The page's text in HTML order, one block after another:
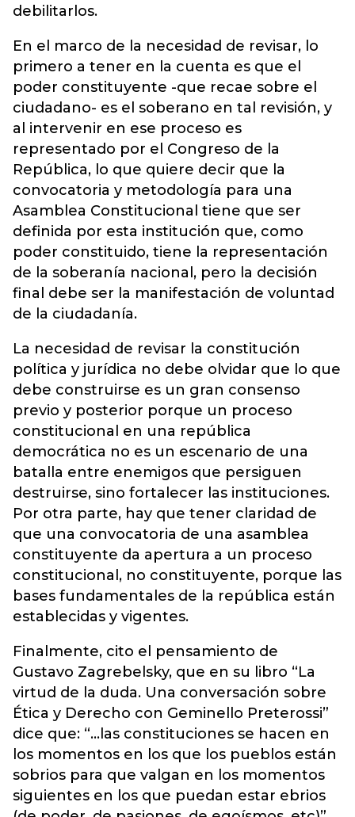
debilitarlos.
En el marco de la necesidad de revisar, lo
primero a tener en la cuenta es que el
poder constituyente -que recae sobre el
ciudadano- es el soberano en tal revisión, y
al intervenir en ese proceso es
representado por el Congreso de la
República, lo que quiere decir que la
convocatoria y metodología para una
Asamblea Constitucional tiene que ser
definida por esta institución que, como
poder constituido, tiene la representación
de la soberanía nacional, pero la decisión
final debe ser la manifestación de voluntad
de la ciudadanía.
La necesidad de revisar la constitución
política y jurídica no debe olvidar que lo que
debe construirse es un gran consenso
previo y posterior porque un proceso
constitucional en una república
democrática no es un escenario de una
batalla entre enemigos que persiguen
destruirse, sino fortalecer las instituciones.
Por otra parte, hay que tener claridad de
que una convocatoria de una asamblea
constituyente da apertura a un proceso
constitucional, no constituyente, porque las
bases fundamentales de la república están
establecidas y vigentes.
Finalmente, cito el pensamiento de
Gustavo Zagrebelsky, que en su libro “La
virtud de la duda. Una conversación sobre
Ética y Derecho con Geminello Preterossi”
dice que: “…las constituciones se hacen en
los momentos en los que los pueblos están
sobrios para que valgan en los momentos
siguientes en los que puedan estar ebrios